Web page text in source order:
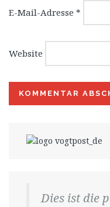
E-Mail-Adresse *
Website
Dies ist die